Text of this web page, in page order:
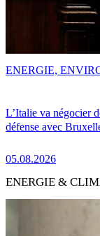
L’Italie va négocier
défense avec
05.08.2026
ENERGIE,
ENERGIE &